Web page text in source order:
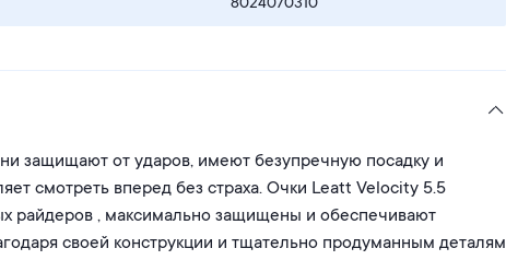
8024070310
защищают от ударов, имеют безупречную посадку и
смотреть вперед без страха. Очки Leatt Velocity 5.5
райдеров , максимально защищены и обеспечивают
своей конструкции и тщательно продуманным деталям